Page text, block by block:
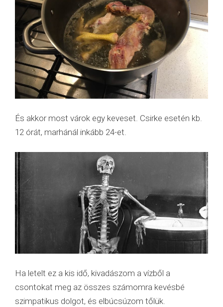
És akkor most várok egy keveset. Csirke esetén kb.
12 órát, marhánál inkább 24-et.
Ha letelt ez a kis idő, kivadászom a vízből a
csontokat meg az összes számomra kevésbé
szimpatikus dolgot, és elbúcsúzom tőlük.